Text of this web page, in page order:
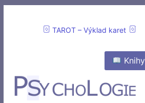
TAROT – Výklad karet
Knihy